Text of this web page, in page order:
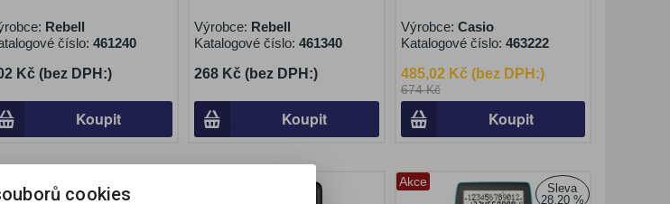
Rebell
číslo: 461240
Kč (bez DPH:)
Koupit
Výrobce: Rebell
Katalogové číslo:461340
268 Kč (bez DPH:)
Koupit
Výrobce: Casio
Katalogové číslo: 463222
485,02 Kč (bez DPH:)
674 Kč
Koupit
Akce
Sleva
28,20 %
cookies